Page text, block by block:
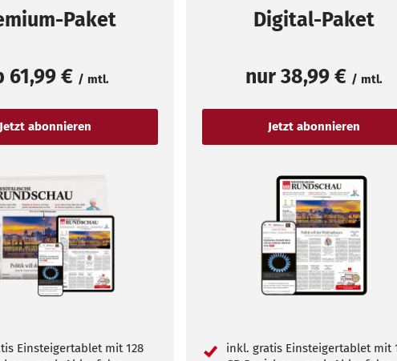
Paket
61,99 € / mtl.
Einsteigertablet mit 128
Digital-Paket
nur 38,99 € / mtl.
inkl. gratis Einsteigertablet mit